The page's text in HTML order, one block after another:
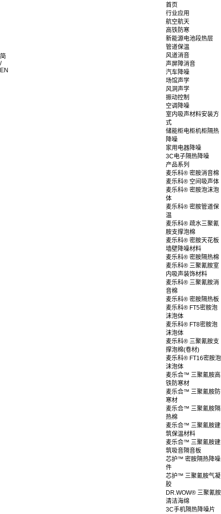
简
/
EN
首页
行业应用
航空航天
高铁防寒
新能源电池段热层
管道保温
风道消音
声屏障消音
汽车降噪
场馆声学
风洞声学
振动控制
空调降噪
室内吸声材料安装方
式
储能柜电柜机柜隔热
降噪
家用电器降噪
3C电子隔热降噪
产品系列
麦乐科® 密胺消音棉
麦乐科® 空间吸声体
麦乐科® 密胺泡沫泡
体
麦乐科® 密胺管道保
温
麦乐科® 疏水三聚氰
胺支撑泡棉
麦乐科® 密胺天花板
墙壁降噪材料
麦乐科® 密胺隔热棉
麦乐科® 三聚氰胺室
内吸声装饰材料
麦乐科® 三聚氰胺消
音棉
麦乐科® 密胺隔热板
麦乐科® FT5密胺泡
沫泡体
麦乐科® FT8密胺泡
沫泡体
麦乐科® 三聚氰胺支
撑泡棉(卷材)
麦乐科® FT16密胺泡
沫泡体
麦乐合™ 三聚氰胺高
铁防寒材
麦乐合™ 三聚氰胺防
寒材
麦乐合™ 三聚氰胺隔
热棉
麦乐合™ 三聚氰胺建
筑保温材料
麦乐合™ 三聚氰胺建
筑吸音隔音板
芯护™ 密胺隔热降噪
件
芯护™ 三聚氰胺气凝
胶
DR.WOW® 三聚氰胺
清洁海绵
3C手机隔热降噪片